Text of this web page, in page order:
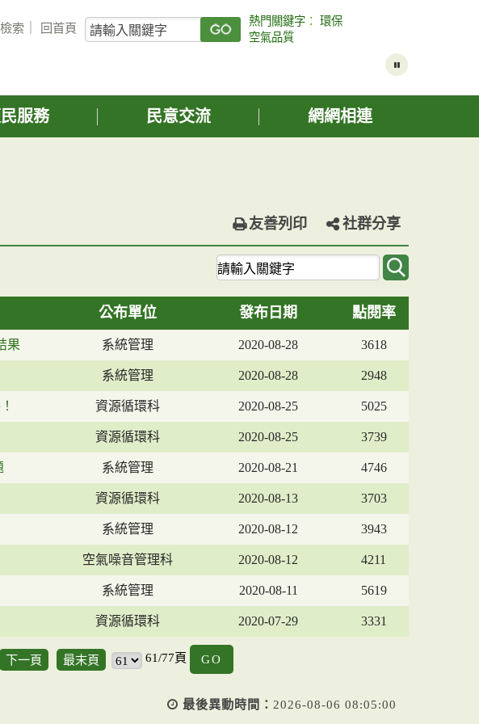
索 回首頁
關
鍵
詢
熱門關鍵字 ：環保
空氣品質
服務 民意交流 網網相連
友善列印 社群分享
關
鍵
字
詢
公布單位 發布日期 點閱率
果 系統管理 2020-08-28 3618
系統管理 2020-08-28 2948
資源循環科 2020-08-25 5025
資源循環科 2020-08-25 3739
系統管理 2020-08-21 4746
資源循環科 2020-08-13 3703
系統管理 2020-08-12 3943
空氣噪音管理科 2020-08-12 4211
系統管理 2020-08-11 5619
資源循環科 2020-07-29 3331
下一頁 最末頁 61/77頁 GO
最後異動時間： 2026-08-06 08:05:00